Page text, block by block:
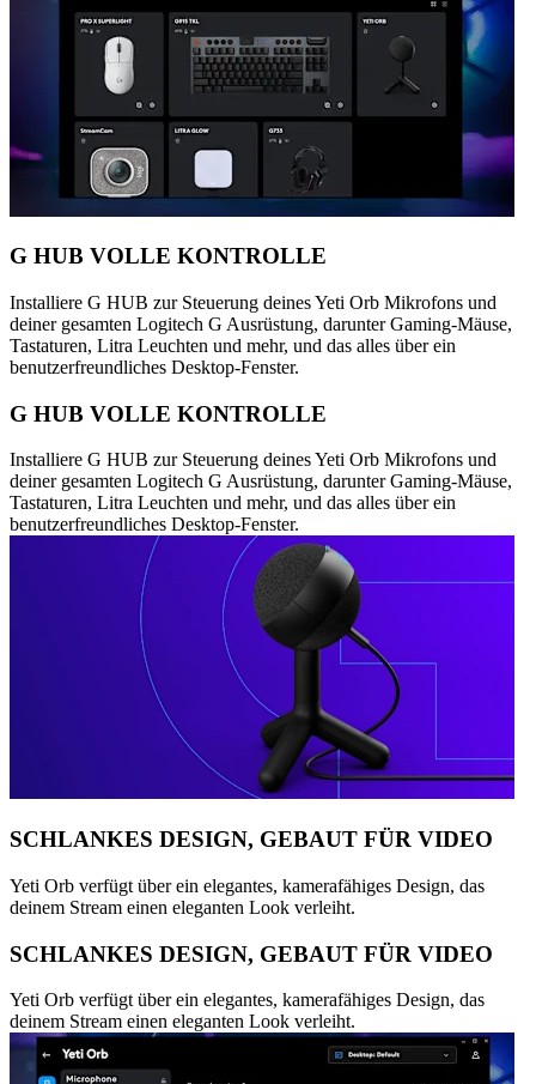
G HUB VOLLE KONTROLLE
Installiere G HUB zur Steuerung deines Yeti Orb Mikrofons und
deiner gesamten Logitech G Ausrüstung, darunter Gaming-Mäuse,
Tastaturen, Litra Leuchten und mehr, und das alles über ein
benutzerfreundliches Desktop-Fenster.
G HUB VOLLE KONTROLLE
Installiere G HUB zur Steuerung deines Yeti Orb Mikrofons und
deiner gesamten Logitech G Ausrüstung, darunter Gaming-Mäuse,
Tastaturen, Litra Leuchten und mehr, und das alles über ein
benutzerfreundliches Desktop-Fenster.
SCHLANKES DESIGN, GEBAUT FÜR VIDEO
Yeti Orb verfügt über ein elegantes, kamerafähiges Design, das
deinem Stream einen eleganten Look verleiht.
SCHLANKES DESIGN, GEBAUT FÜR VIDEO
Yeti Orb verfügt über ein elegantes, kamerafähiges Design, das
deinem Stream einen eleganten Look verleiht.